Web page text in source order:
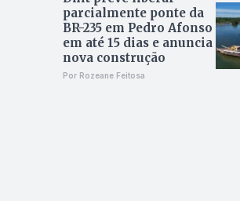
parcialmente ponte da
BR-235 em Pedro Afonso
em até 15 dias e anuncia
nova construção
Por Rozeane Feitosa